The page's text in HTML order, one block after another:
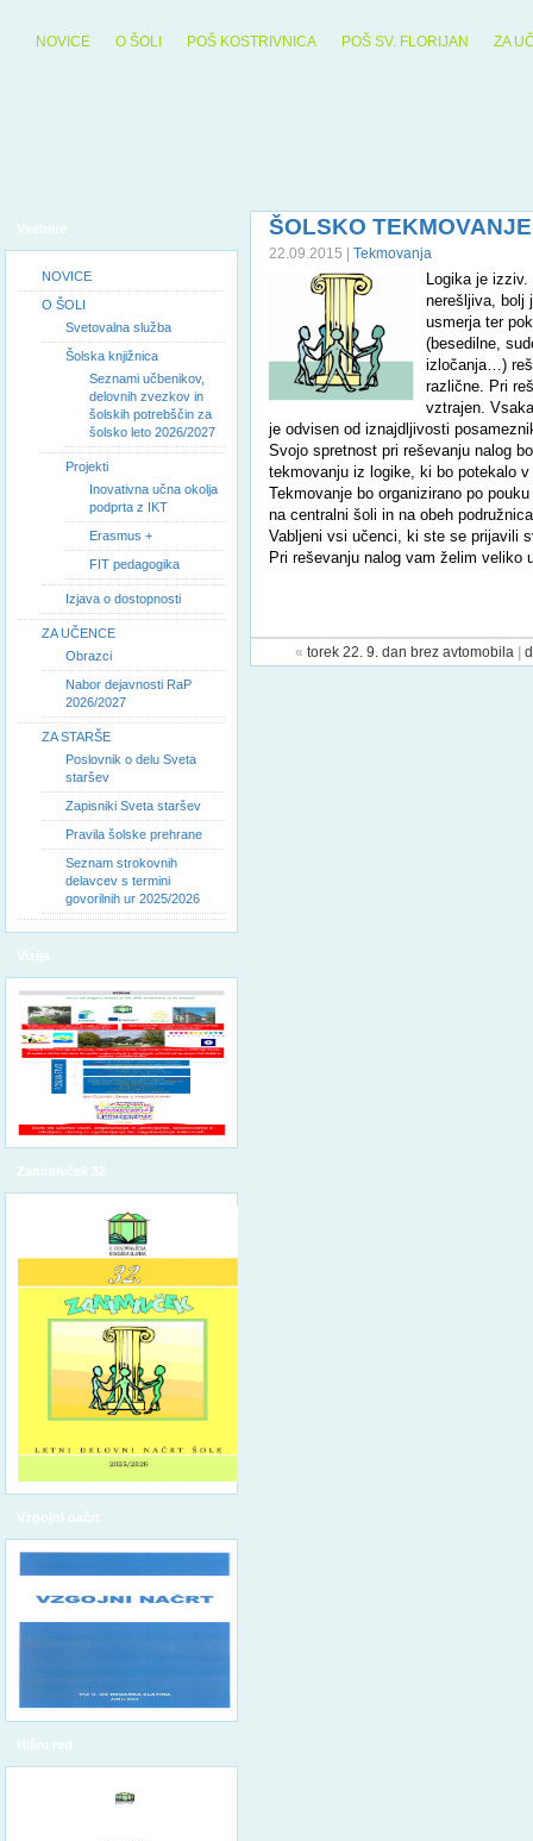
NOVICE O ŠOLI POŠ KOSTRIVNICA POŠ SV. FLORIJAN ZA
Vsebine
NOVICE
O ŠOLI
Svetovalna služba
Šolska knjižnica
Seznami učbenikov,
delovnih zvezkov in
šolskih potrebščin za
šolsko leto 2026/2027
Projekti
Inovativna učna okolja
podprta z IKT
Erasmus +
FIT pedagogika
Izjava o dostopnosti
ZA UČENCE
Obrazci
Nabor dejavnosti RaP
2026/2027
ZA STARŠE
Poslovnik o delu Sveta
staršev
Zapisniki Sveta staršev
Pravila šolske prehrane
Seznam strokovnih
delavcev s termini
govorilnih ur 2025/2026
Vizija
Zanimivček 32
Vzgojni načrt
Hišni red
ŠOLSKO
22.09.2015 | Tekmovanja
Logika je
nerešljiva, bolj
usmerja ter
(besedilne,
izločanja…)
različne. Pri
vztrajen.
je odvisen od iznajdljivosti
Svojo spretnost pri reševanju nalog
tekmovanju iz logike, ki bo potekalo
Tekmovanje bo organizirano po
na centralni šoli in na obeh
Vabljeni vsi učenci, ki ste se prijavili
Pri reševanju nalog vam želim veliko
« torek 22. 9. dan brez avtomobila